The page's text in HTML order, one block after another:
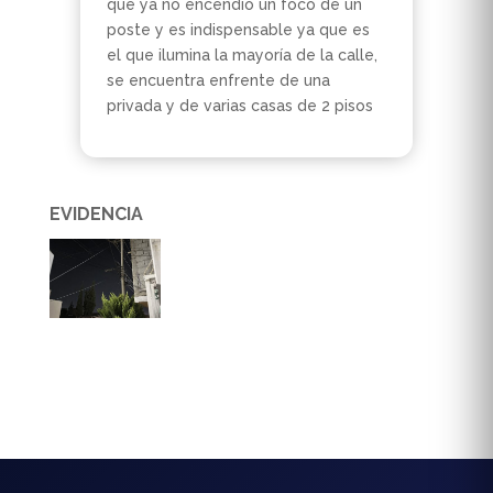
que ya no encendió un foco de un
poste y es indispensable ya que es
el que ilumina la mayoría de la calle,
se encuentra enfrente de una
privada y de varias casas de 2 pisos
EVIDENCIA